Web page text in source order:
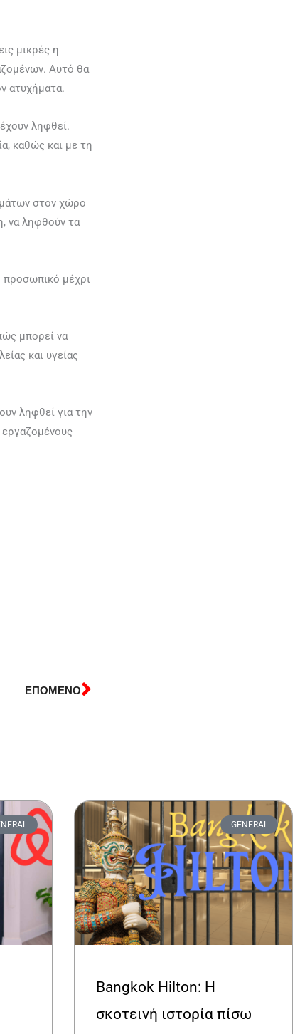
μικρές η
Αυτό θα
ατυχήματα.
ληφθεί.
καθώς και με τη
στον χώρο
να ληφθούν τα
προσωπικό μέχρι
μπορεί να
και υγείας
ληφθεί για την
ΕΠΟΜΕΝΟNext
GENERAL
Bangkok Hilton: Η
σκοτεινή ιστορία πίσω